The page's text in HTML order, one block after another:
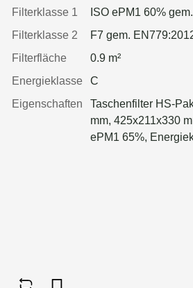
Filterklasse 1
ISO ePM1 60%
Filterklasse 2
F7 gem.
Filterfläche
0.9 m²
Energieklasse
C
Eigenschaften
Taschenfilter HS-
mm, 425x211x330
ePM1 65%,